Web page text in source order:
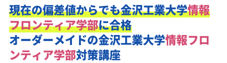
現在の偏差値からでも金沢工業大学情報
フロンティア学部に合格
オーダーメイドの金沢工業大学情報フロ
ンティア学部対策講座